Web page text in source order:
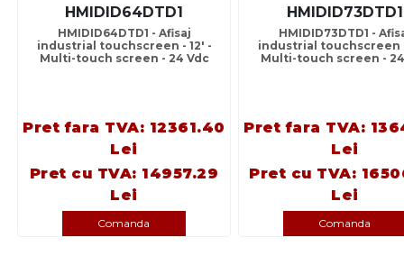
HMIDID64DTD1
HMIDID64DTD1 - Afisaj
industrial touchscreen - 12' -
Multi-touch screen - 24 Vdc
Pret fara TVA: 12361.40
Lei
Pret cu TVA: 14957.29
Lei
Comanda
HMIDID73DTD1
HMIDID73DTD1 -
industrial touchscreen
Multi-touch screen -
Pret fara TVA:
Lei
Pret cu TVA:
Lei
Comanda